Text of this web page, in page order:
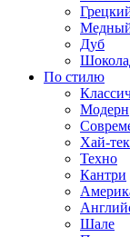
Дуб
По стилю
Модерн
Хай-тек
Техно
Кантри
Шале